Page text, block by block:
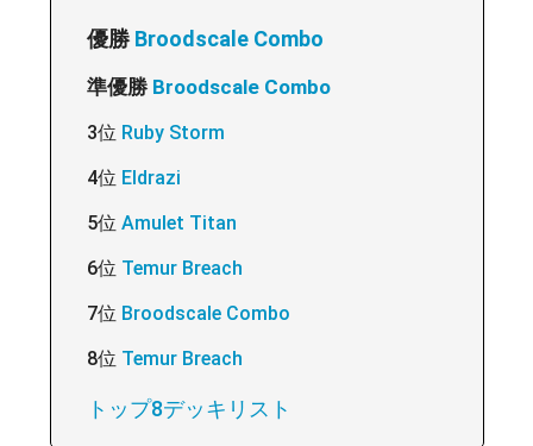
優勝 Broodscale Combo
準優勝 Broodscale Combo
3位 Ruby Storm
4位 Eldrazi
5位 Amulet Titan
6位 Temur Breach
7位 Broodscale Combo
8位 Temur Breach
トップ8デッキリスト